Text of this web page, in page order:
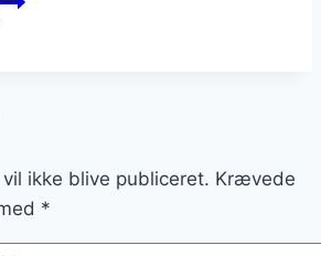
ikke blive publiceret. Krævede
*